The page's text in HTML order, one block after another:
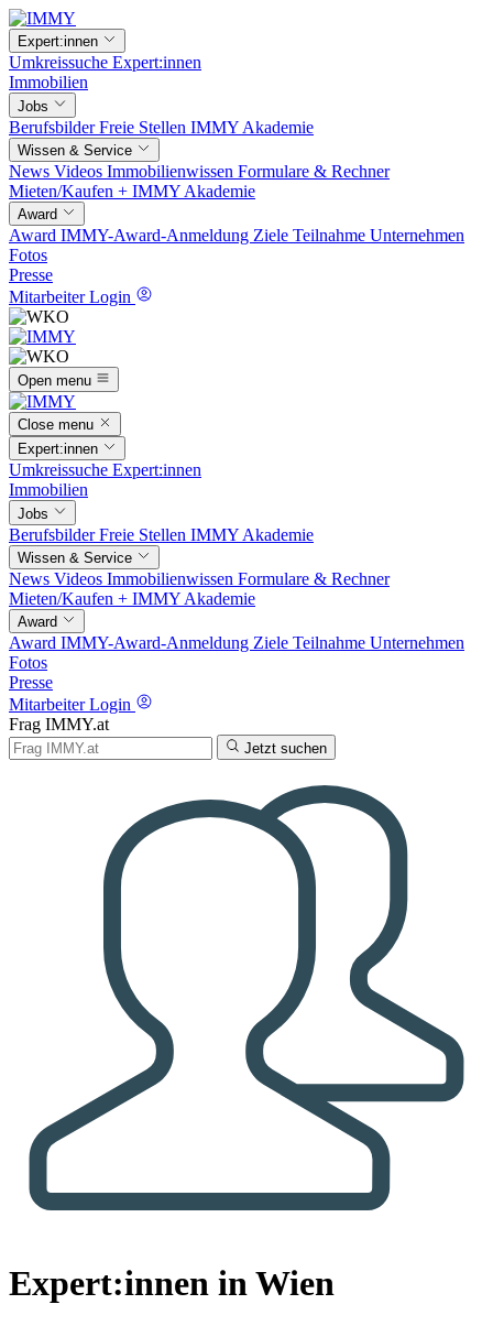
Expert:innen
Umkreissuche Expert:innen
Immobilien
Jobs
BerufsbilderFreie Stellen IMMY Akademie
Wissen & Service
News Videos Immobilienwissen Formulare & Rechner
Mieten/Kaufen + IMMY Akademie
Award
Award IMMY-Award-Anmeldung Ziele Teilnahme Unternehmen
Fotos
Presse
Mitarbeiter Login
Open menu
Close menu
Expert:innen
Umkreissuche Expert:innen
Immobilien
Jobs
BerufsbilderFreie Stellen IMMY Akademie
Wissen & Service
News Videos Immobilienwissen Formulare & Rechner
Mieten/Kaufen + IMMY Akademie
Award
Award IMMY-Award-Anmeldung Ziele Teilnahme Unternehmen
Fotos
Presse
Mitarbeiter Login
Frag IMMY.at
Jetzt suchen
Expert:innen in Wien